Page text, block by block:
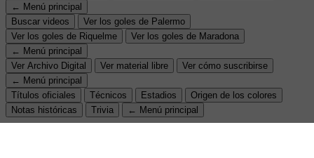
← Menú principal
Buscar videos
Ver los goles de Palermo
Ver los goles de Riquelme
Ver los goles de Maradona
← Menú principal
Ver Archivo Digital
Ver material libre
Ver cómo suscribirse
← Menú principal
Títulos oficiales
Técnicos Estadios
Origen de los colores
Notas históricas
Trivia ← Menú principal